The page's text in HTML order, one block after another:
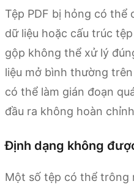
Tệp PDF bị hỏng có thể
dữ liệu hoặc cấu trúc
gộp không thể xử lý
liệu mở bình thường
có thể làm gián đoạn
đầu ra không hoàn
Định dạng không
Một số tệp có thể trông